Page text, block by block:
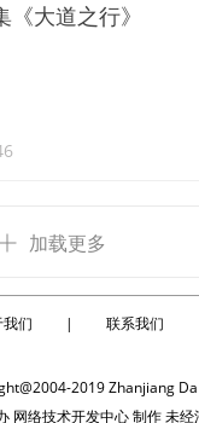
大道之行》
加载更多
我们 | 联系我们
2019 Zhanjiang
网络技术开发中心 制作 未